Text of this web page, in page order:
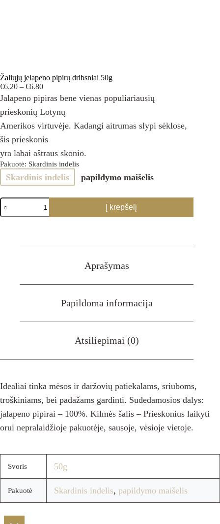
Žaliųjų jelapeno pipirų dribsniai 50g
€6.20 – €6.80Price
range:
€6.20
through
€6.80
Jalapeno pipiras bene vienas populiariausių
prieskonių Lotynų
Amerikos virtuvėje. Kadangi aitrumas slypi sėklose,
šis prieskonis
yra labai aštraus skonio.
Pakuotė: Skardinis indelis
Skardinis indelis papildymo maišelis
produkto
kiekis:
Žaliųjų
Į krepšelį
Aprašymas
Papildoma informacija
Atsiliepimai (0)
Idealiai tinka mėsos ir daržovių patiekalams, sriuboms,
troškiniams, bei padažams gardinti. Sudedamosios dalys:
jalapeno pipirai – 100%. Kilmės šalis – Prieskonius laikyti
orui nepralaidžioje pakuotėje, sausoje, vėsioje vietoje.
Svoris 50g
Pakuotė Skardinis indelis, papildymo maišelis